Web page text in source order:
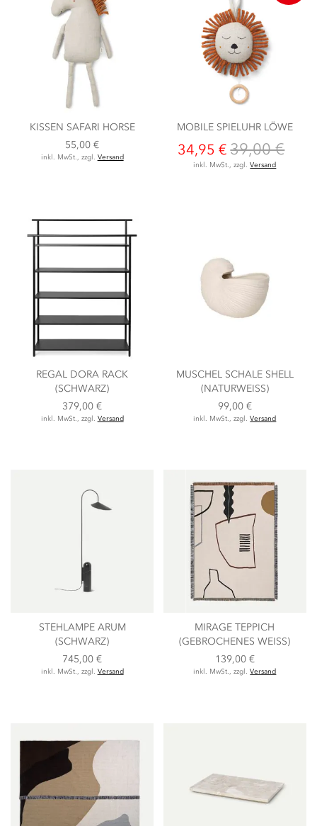
KISSEN SAFARI HORSE
55,00 €
inkl. MwSt., zzgl. Versand
MOBILE SPIELUHR LÖWE
34,95 € 39,00 €
inkl. MwSt., zzgl.Versand
REGAL DORA RACK
(SCHWARZ)
379,00 €
inkl. MwSt., zzgl. Versand
MUSCHEL SCHALE SHELL
(NATURWEISS)
99,00 €
inkl. MwSt., zzgl.Versand
STEHLAMPE ARUM
(SCHWARZ)
745,00 €
inkl. MwSt., zzgl. Versand
MIRAGE TEPPICH
(GEBROCHENES WEISS)
139,00 €
inkl. MwSt., zzgl.Versand